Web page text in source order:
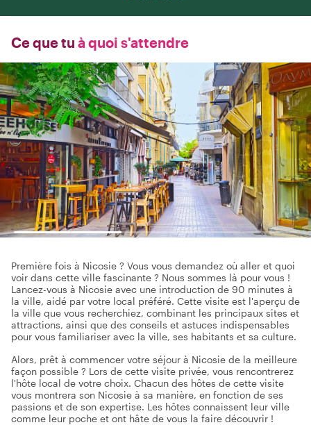
Ce que tu à quoi s'attendre
Première fois à Nicosie ? Vous vous demandez où aller et quoi
voir dans cette ville fascinante ? Nous sommes là pour vous !
Lancez-vous à Nicosie avec une introduction de 90 minutes à
la ville, aidé par votre local préféré. Cette visite est l'aperçu de
la ville que vous recherchiez, combinant les principaux sites et
attractions, ainsi que des conseils et astuces indispensables
pour vous familiariser avec la ville, ses habitants et sa culture.
Alors, prêt à commencer votre séjour à Nicosie de la meilleure
façon possible ? Lors de cette visite privée, vous rencontrerez
l'hôte local de votre choix. Chacun des hôtes de cette visite
vous montrera son Nicosie à sa manière, en fonction de ses
passions et de son expertise. Les hôtes connaissent leur ville
comme leur poche et ont hâte de vous la faire découvrir !